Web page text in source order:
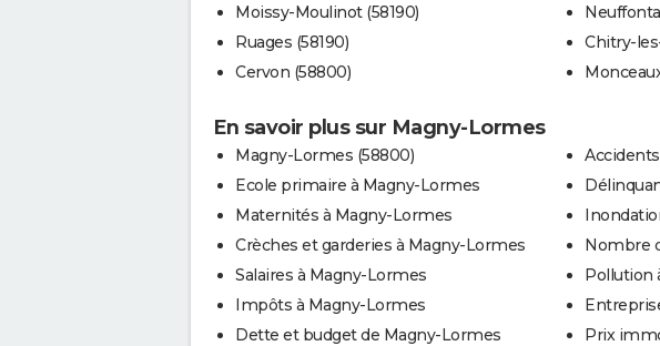
Moissy-Moulinot (58190)
Ruages (58190)
Cervon (58800)
Chitry-
En savoir plus sur Magny-Lormes
Magny-Lormes (58800)
Ecole primaire à Magny-Lormes
Maternités à Magny-Lormes
Crèches et garderies à Magny-Lormes
Salaires à Magny-Lormes
Impôts à Magny-Lormes
Dette et budget de Magny-Lormes
Nombre
Pollution
Prix